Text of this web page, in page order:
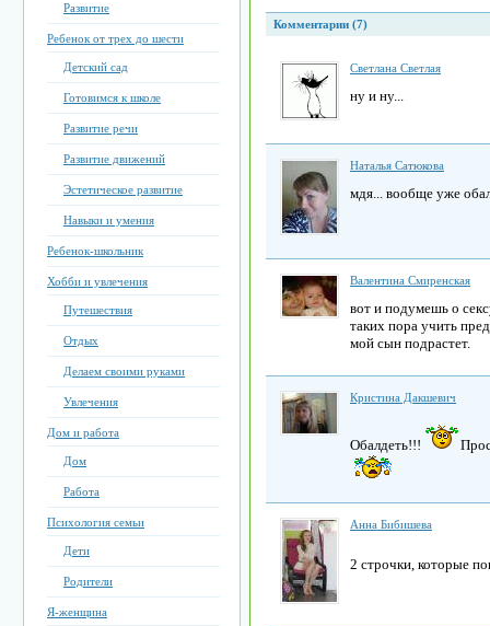
Развитие
Ребенок от трех до шести
Детский сад
Готовимся к школе
Развитие речи
Развитие движений
Эстетическое развитие
Навыки и умения
Ребенок-школьник
Хобби и увлечения
Путешествия
Отдых
Делаем своими руками
Увлечения
Дом и работа
Дом
Работа
Психология семьи
Дети
Родители
Я-женщина
Комментарии (7)
Светлана Светлая
ну и ну...
Наталья Сатюкова
мдя... вообще уже
Валентина Смиренская
вот и подумешь о
таких пора учить
мой сын подрастет.
Кристина Дакшевич
Обалдеть!!!
Анна Бибишева
2 строчки, которые